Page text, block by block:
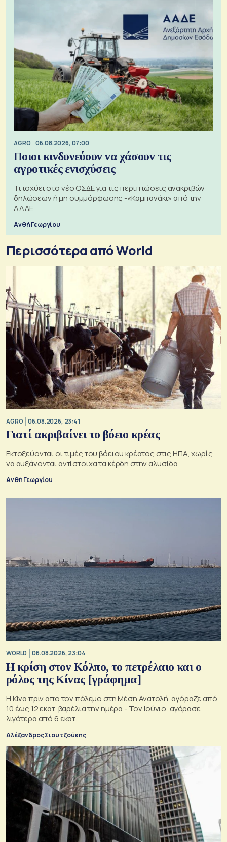
AGRO 06.08.2026, 07:00
Ποιοι κινδυνεύουν να χάσουν τις
αγροτικές ενισχύσεις
Τι ισχύει στο νέο ΟΣΔΕ για τις περιπτώσεις ανακριβών
δηλώσεων ή μη συμμόρφωσης -«Καμπανάκι» από την
ΑΑΔΕ
Ανθή Γεωργίου
Περισσότερα από World
AGRO 06.08.2026, 23:41
Γιατί ακριβαίνει το βόειο κρέας
Εκτοξεύονται οι τιμές του βόειου κρέατος στις ΗΠΑ, χωρίς
να αυξάνονται αντίστοιχα τα κέρδη στην αλυσίδα
Ανθή Γεωργίου
WORLD 06.08.2026, 23:04
Η κρίση στoν Κόλπο, το πετρέλαιο και ο
ρόλος της Κίνας [γράφημα]
Η Κίνα πριν απο τον πόλεμο στη Μέση Ανατολή, αγόραζε από
10 έως 12 εκατ. βαρέλια την ημέρα - Τον Ιούνιο, αγόρασε
λιγότερα από 6 εκατ.
Αλέξανδρος Σιουτζούκης